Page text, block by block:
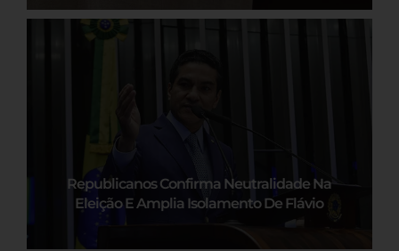
Republicanos Confirma Neutralidade Na
Eleição E Amplia Isolamento De Flávio